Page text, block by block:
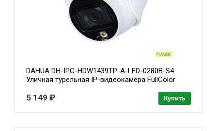
DAHUA DH-IPC-HDW1439TP-A-LED-0280B-S4
Уличная турельная IP-видеокамера FullColor
30м, IP67, металл
5 149 ₽ Купить